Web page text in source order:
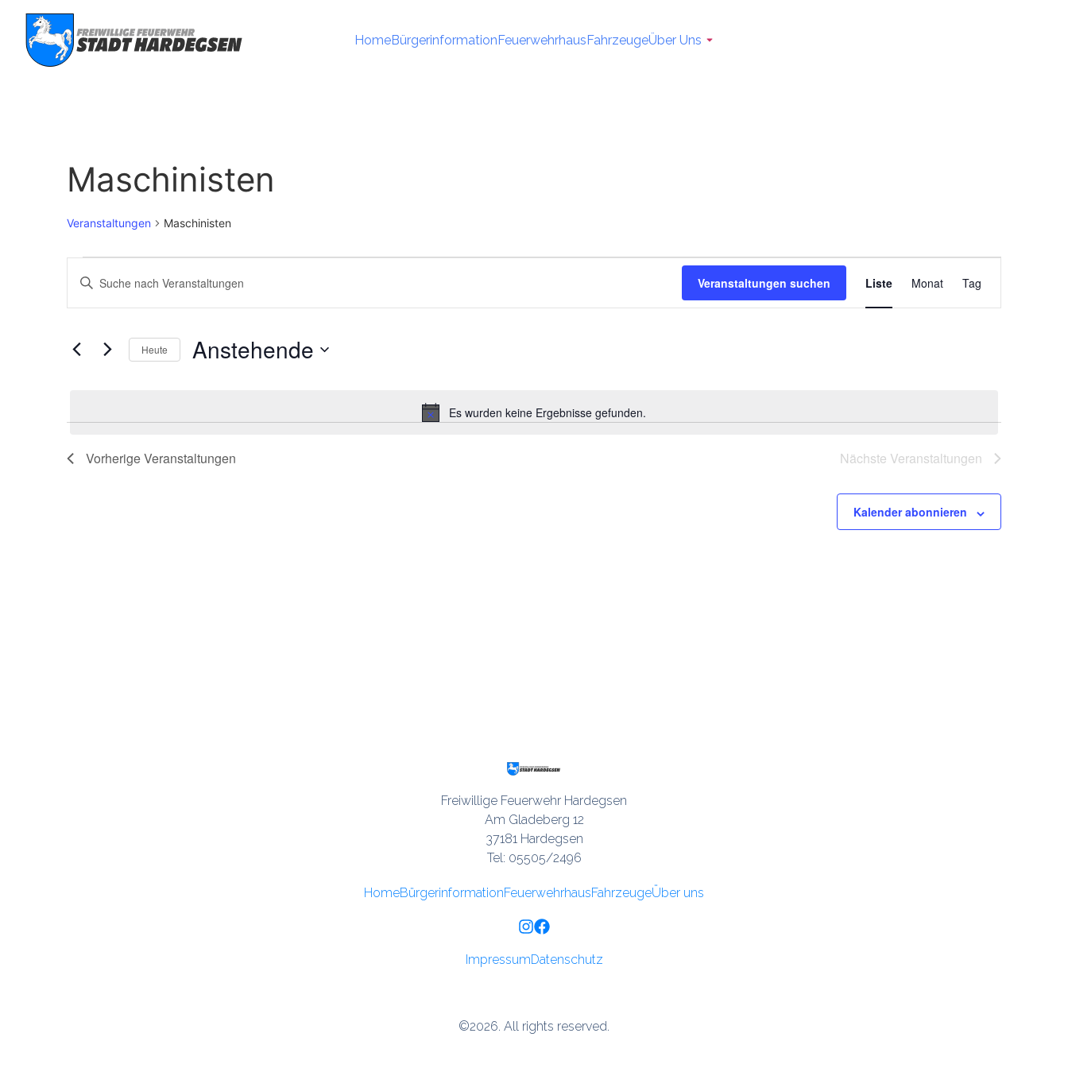
HomeBürgerinformationFeuerwehrhausFahrzeugeÜber Uns
Maschinisten
Veranstaltungen Maschinisten
Hinweis
Es wurden keine Ergebnisse gefunden.
Veranstaltungen
Suche
Ansichten,
Bitte
Schlüsselwort
Suche
Veranstaltungen
Schlüsselwort.
Veranstaltungen suchen
Ansichten-
Liste Monat Tag
Heute Anstehende
VorherigeVeranstaltungen Nächste Veranstaltungen
Kalender abonnieren
Freiwillige Feuerwehr Hardegsen
Am Gladeberg 12
37181 Hardegsen
Tel: 05505/2496
HomeBürgerinformationFeuerwehrhausFahrzeugeÜber uns
ImpressumDatenschutz
©2026. All rights reserved.